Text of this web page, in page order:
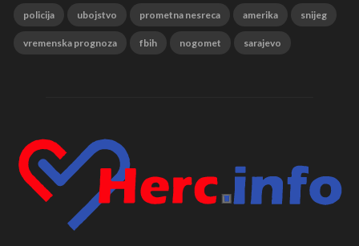
policija ubojstvo prometna nesreca amerika snijeg
vremenska prognoza fbih nogomet sarajevo